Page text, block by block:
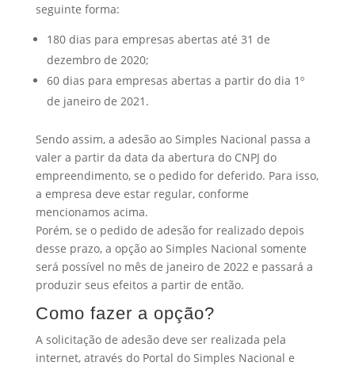
seguinte forma:
180 dias para empresas abertas até 31 de
dezembro de 2020;
60 dias para empresas abertas a partir do dia 1º
de janeiro de 2021.
Sendo assim, a adesão ao Simples Nacional passa a
valer a partir da data da abertura do CNPJ do
empreendimento, se o pedido for deferido. Para isso,
a empresa deve estar regular, conforme
mencionamos acima.
Porém, se o pedido de adesão for realizado depois
desse prazo, a opção ao Simples Nacional somente
será possível no mês de janeiro de 2022 e passará a
produzir seus efeitos a partir de então.
Como fazer a opção?
A solicitação de adesão deve ser realizada pela
internet, através do Portal do Simples Nacional e